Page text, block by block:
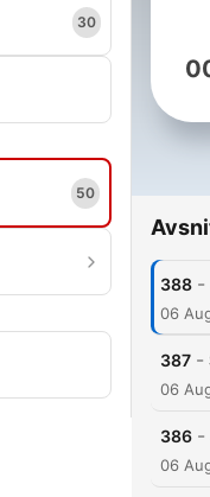
30
50
388 -
06
387 -
06
386 -
06